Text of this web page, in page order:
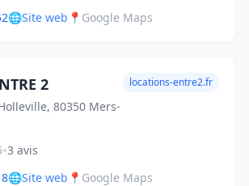
🌐Site web 📍 Google Maps
2
80350 Mers-
locations-entre2.fr
•3 avis
🌐Site web 📍 Google Maps